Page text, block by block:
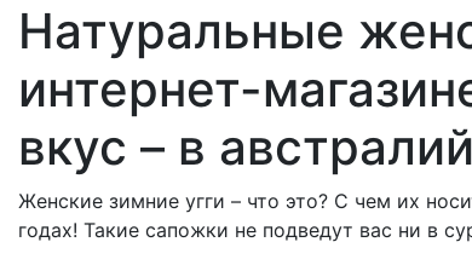
Натуральные
интернет-
вкус – в
Женские зимние угги – что это? С чем их
годах! Такие сапожки не подведут вас ни в